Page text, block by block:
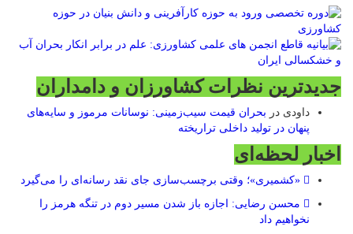
جدیدترین نظرات کشاورزان و دامداران
داودی در بحران قیمت سیب‌زمینی: نوسانات مرموز و سایه‌های
پنهان در تولید داخلی تراریخته
اخبار لحظه‌ای
«کشمیری»؛ وقتی برچسب‌سازی جای نقد رسانه‌ای را می‌گیرد
محسن رضایی: اجازه باز شدن مسیر دوم در تنگه هرمز را
نخواهیم داد